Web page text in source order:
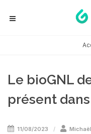
Le bioGNL
présent
11/08/2023 Michaël